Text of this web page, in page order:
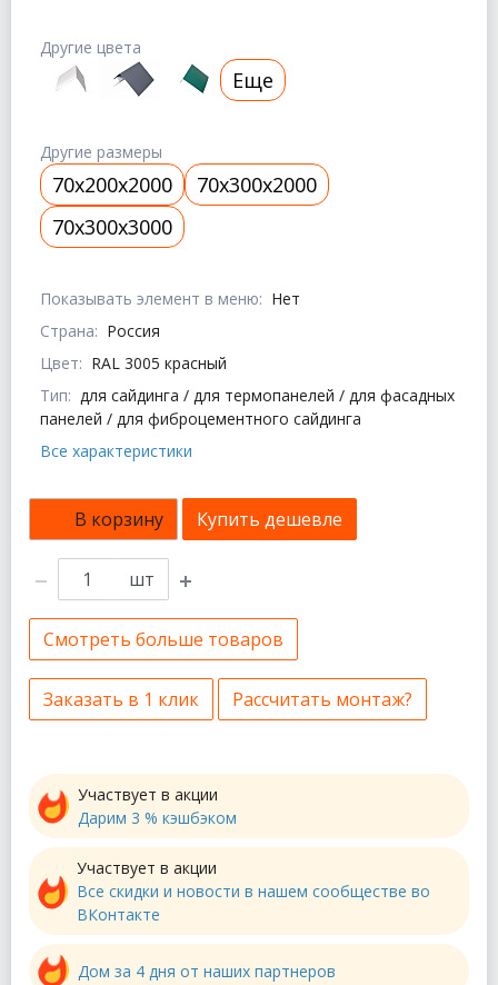
Показывать элемент в меню: Нет
Страна: Россия
Цвет: RAL 3005 красный
Тип: для сайдинга / для термопанелей / для фасадных
панелей / для фиброцементного сайдинга
Все характеристики
Другие цвета
Еще
Другие размеры
70x200x2000
70x300x2000
70x300x3000
В корзину Купить дешевле
шт
Смотреть больше товаров
Заказать в 1 клик Рассчитать монтаж?
Участвует в акции
Дарим 3 % кэшбэком
Участвует в акции
Все скидки и новости в нашем сообществе во
ВКонтакте
Дом за 4 дня от наших партнеров